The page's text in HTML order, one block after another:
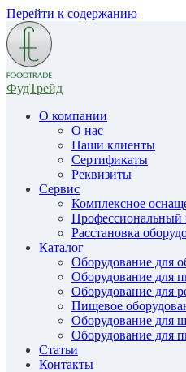
Перейти к содержанию
ФудТрейд
О компании
О нас
Наши клиенты
Сертификаты
Реквизиты
Сервис
Комплексное
Профессиональный
Расстановка
Каталог
Оборудование для
Оборудование для
Оборудование для
Пищевое
Оборудование для
Оборудование для
Статьи
Контакты